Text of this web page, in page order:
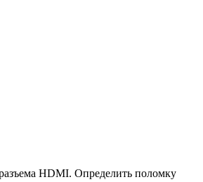
HDMI. Определить поломку